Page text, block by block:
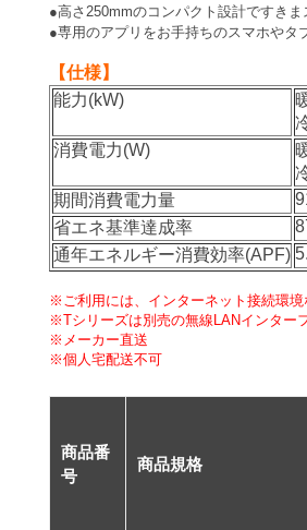
●高さ250mmのコンパクト設計ですきま
●専用のアプリをお手持ちのスマホやタ
【仕様】
能力(kW)
消費電力(W)
期間消費電力量
省エネ基準達成率
通年エネルギー消費効率(APF)
※ご利用には、インターネット接続環境
※Tシリーズは別売の無線LANインター
※メーカー直送
※個人宅配送不可
商品番
号
商品規格